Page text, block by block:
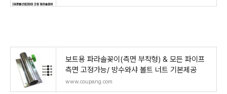
보트용 파라솔꽂이(측면 부착형) & 모든 파이프
측면 고정가능/ 방수와샤 볼트 너트 기본제공
www.coupang.com